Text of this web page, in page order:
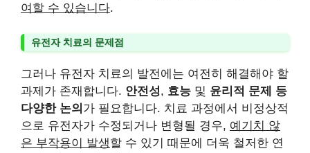
여할 수 있습니다.
유전자 치료의 문제점
그러나 유전자 치료의 발전에는 여전히 해결해야 할
과제가 존재합니다. 안전성, 효능 및 윤리적 문제 등
다양한 논의 가 필요합니다. 치료 과정에서 비정상적
으로 유전자가 수정되거나 변형될 경우, 예기치 않
은 부작용이 발생할 수 있기 때문에 더욱 철저한 연